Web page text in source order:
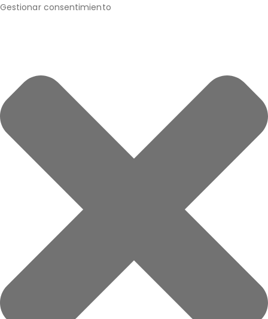
Gestionar consentimiento